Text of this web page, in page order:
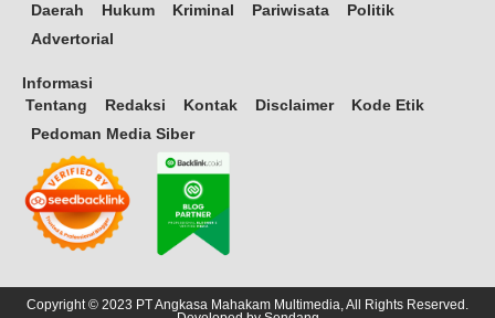
Daerah
Hukum Kriminal Pariwisata
Politik
Advertorial
Informasi
Tentang
Redaksi Kontak Disclaimer
Kode Etik
Pedoman Media Siber
Copyright © 2023 PT Angkasa Mahakam Multimedia, All Rights Reserved.